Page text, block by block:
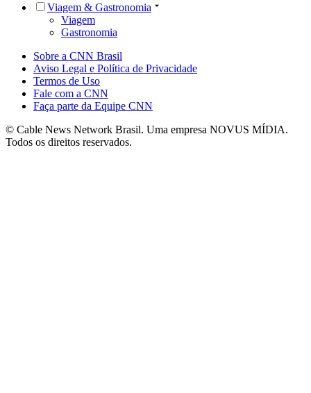
Viagem & Gastronomia
Viagem
Gastronomia
Sobre a CNN Brasil
Aviso Legal e Política de Privacidade
Termos de Uso
Fale com a CNN
Faça parte da Equipe CNN
© Cable News Network Brasil. Uma empresa NOVUS MÍDIA.
Todos os direitos reservados.